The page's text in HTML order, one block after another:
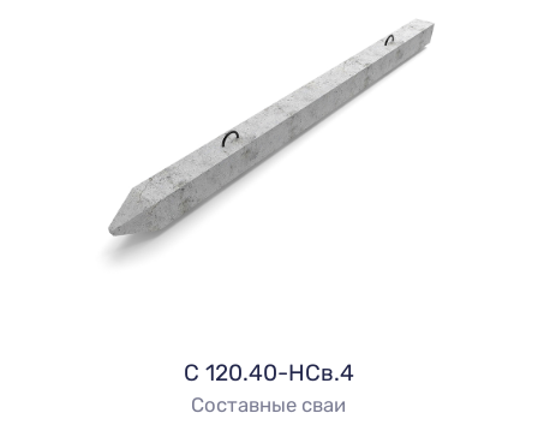
C 120.40-НСв.4
Составные сваи